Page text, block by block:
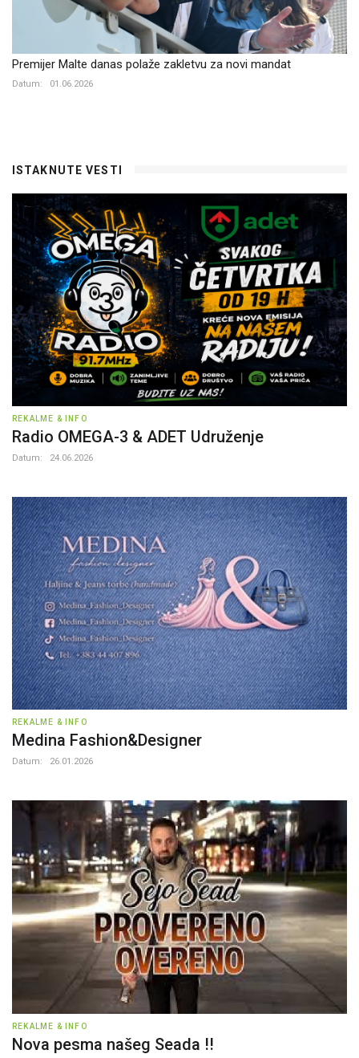
Premijer Malte danas polaže zakletvu za novi mandat
Datum: 01.06.2026
ISTAKNUTE VESTI
REKALME & INFO
Radio OMEGA-3 & ADET Udruženje
Datum: 24.06.2026
REKALME & INFO
Medina Fashion&Designer
Datum: 26.01.2026
REKALME & INFO
Nova pesma našeg Seada !!